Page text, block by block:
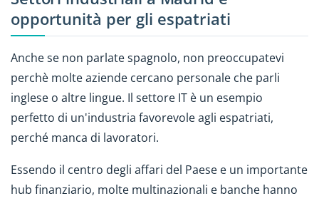
opportunità per gli espatriati
Anche se non parlate spagnolo, non preoccupatevi
perchè molte aziende cercano personale che parli
inglese o altre lingue. Il settore IT è un esempio
perfetto di un'industria favorevole agli espatriati,
perché manca di lavoratori.
Essendo il centro degli affari del Paese e un importante
hub finanziario, molte multinazionali e banche hanno